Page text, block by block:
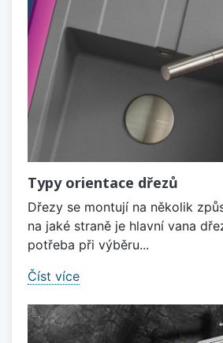
Typy orientace dřezů
Dřezy se montují na několik
na jaké straně je hlavní vana
potřeba při výběru...
Číst více